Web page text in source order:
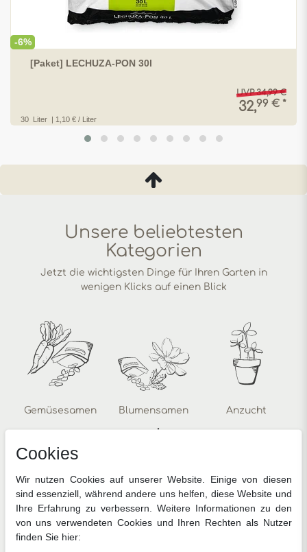
-6%
[Paket] LECHUZA-PON 30l
UVP 34,99 €
32,99 € *
30 Liter | 1,10 € / Liter
Unsere beliebtesten
Kategorien
Jetzt die wichtigsten Dinge für Ihren Garten in
wenigen Klicks auf einen Blick
Gemüsesamen Blumensamen Anzucht
Zimmerpflanzen Pflanzenschutz Gartengeräte
Cookies
Wir nutzen Cookies auf unserer Website. Einige von diesen
sind essenziell, während andere uns helfen, diese Website und
Ihre Erfahrung zu verbessern. Weitere Informationen zu den
von uns verwendeten Cookies und Ihren Rechten als Nutzer
finden Sie hier: